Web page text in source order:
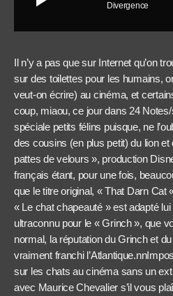
Divergence
Il n’y a pas que sur Internet qu’on
sur des toilettes pour les humains,
veut-on écrire) au cinéma, et
coup, miaou, ce jour dans 24
spéciale petits félins puisque, ne
des cousins (en plus petit) du lion et
pattes de velours », production
français étant, pour une fois,
que le titre original, « That Darn Cat
« Le chat chapeauté » est adapté
ultraconnu pour le « Grinch », que
normal, la réputation du Grinch et
vraiment franchi
sur les chats au cinéma sans un
avec Maurice Chevalier s’il vous